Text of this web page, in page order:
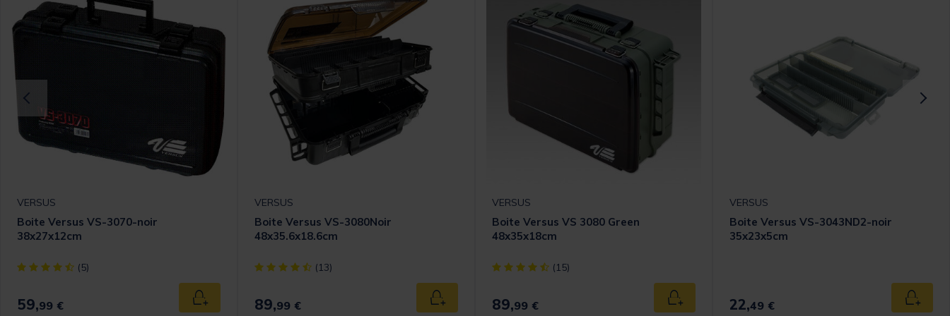
panier
VERSUS
Boite Versus VS-3070-noir
38x27x12cm
[object Object] out of 5 Customer Rating
(5)
59,99 € Ajouter au panier
VERSUS
Boite Versus VS-3080Noir
48x35.6x18.6cm
[object Object] out of 5 Customer Rating
(13)
89,99 € Ajouter au panier
VERSUS
Boite Versus VS 3080 Green
48x35x18cm
[object Object] out of 5 Customer Rating
(15)
89,99 € Ajouter au panier
VERSUS
Boite Versus VS-3043ND2-noir
35x23x5cm
22,49 € Ajouter